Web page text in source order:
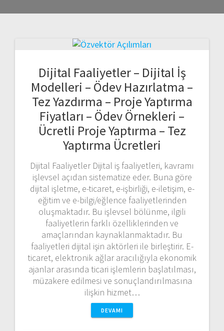
Dijital Faaliyetler – Dijital İş
Modelleri – Ödev Hazırlatma –
Tez Yazdırma – Proje Yaptırma
Fiyatları – Ödev Örnekleri –
Ücretli Proje Yaptırma – Tez
Yaptırma Ücretleri
Dijital Faaliyetler Dijital iş faaliyetleri, kavramı
işlevsel açıdan sistematize eder. Buna göre
dijital işletme, e-ticaret, e-işbirliği, e-iletişim, e-
eğitim ve e-bilgi/eğlence faaliyetlerinden
oluşmaktadır. Bu işlevsel bölünme, ilgili
faaliyetlerin farklı özelliklerinden ve
amaçlarından kaynaklanmaktadır. Bu
faaliyetleri dijital işin aktörleri ile birleştirir. E-
ticaret, elektronik ağlar aracılığıyla ekonomik
ajanlar arasında ticari işlemlerin başlatılması,
müzakere edilmesi ve sonuçlandırılmasına
ilişkin hizmet…
DEVAMI